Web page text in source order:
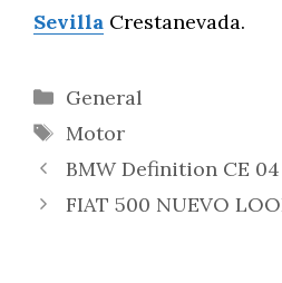
Sevilla Crestanevada.
Categorías
General
Etiquetas
Motor
BMW Definition CE
FIAT 500 NUEVO